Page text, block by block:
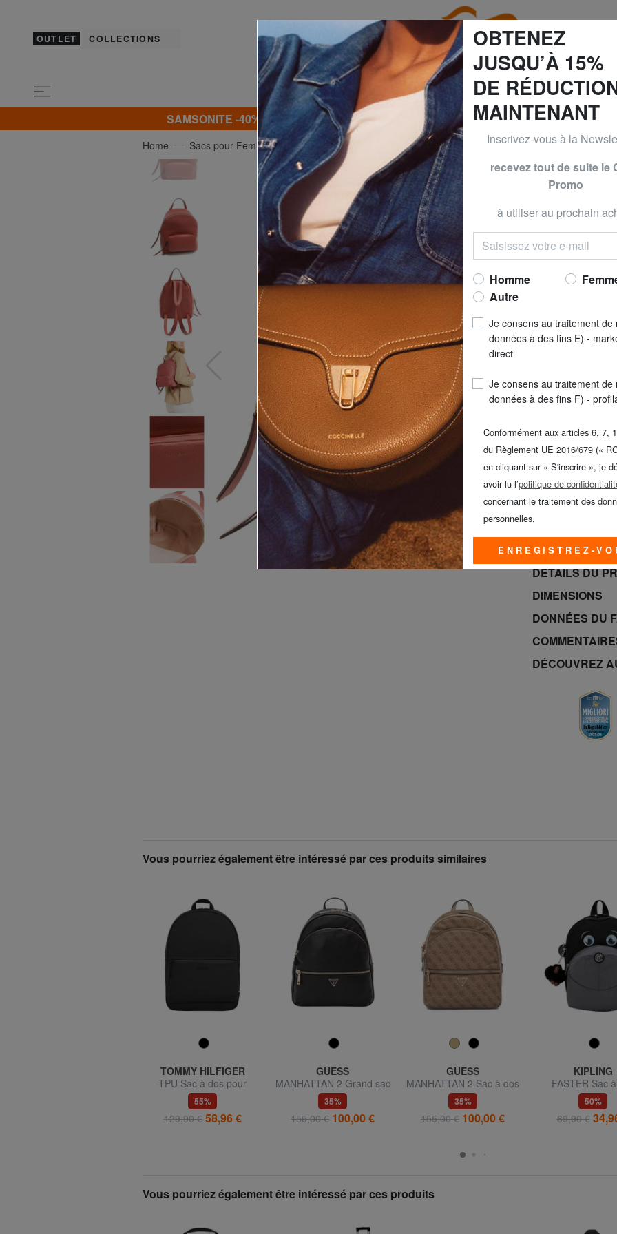
OUTLET COLLECTIONS
SAMSONITE -40% | -50% | -60% | -70% & BRACCIALINI à -50% | -60% | -70%
Home Sacs pour Femme COCCINELLE
JEN Sac à dos
Maintenant à
prix conseillé
Meilleur prix 30 derniers
(1)
COULEUR: pot
SAMSONITE -
BRACCIALINI à
jusqu’au
DÉTAILS DU
DIMENSIONS
DONNÉES DU
DÉCOUVREZ
Vous pourriez également être intéressé par ces produits similaires
TOMMY HILFIGER
TPU Sac à dos pour
femme
55%
129,90 € 58,96 €
GUESS
MANHATTAN 2 Grand sac
à dos à 2 compartiments
35%
155,00 € 100,00 €
GUESS
MANHATTAN 2 Sac à dos
35%
155,00 € 100,00 €
KIPLING
FASTER Sac
50%
69,90 €
Vous pourriez également être intéressé par ces produits
OBTENEZ
JUSQU’À 15%
DE
MAINTENANT
Inscrivez-vous à la
recevez tout de suite le
Promo
à utiliser au prochain
Homme
Autre
Je consens au traitement de
données à des fins E) -
direct
Je consens au traitement de
données à des fins F) -
Conformément aux articles 6, 7,
du Règlement UE 2016/679 («
en cliquant sur « S'inscrire », je
avoir lu l’politique de
concernant le traitement des
personnelles.
ENREGISTREZ-